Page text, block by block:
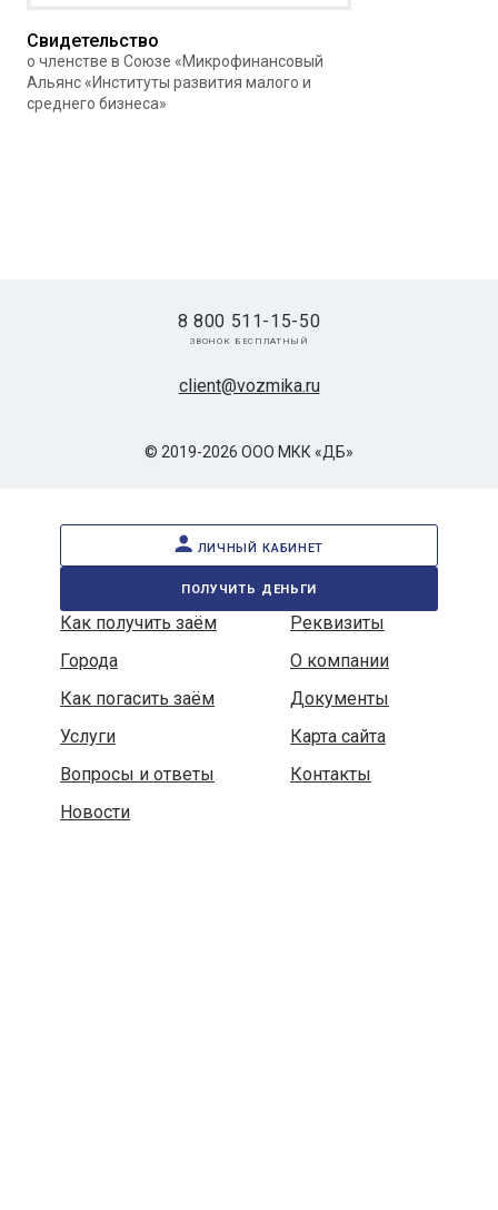
Свидетельство
о членстве в Союзе «Микрофинансовый
Альянс «Институты развития малого и
среднего бизнеса»
© 2019-2026 ООО МКК «ДБ»
client@vozmika.ru
8 800 511-15-50
звонок бесплатный
личный кабинет
получить деньги
Как получить заём
Реквизиты
Города
О компании
Как погасить заём
Документы
Услуги
Карта сайта
Вопросы и ответы
Контакты
Новости